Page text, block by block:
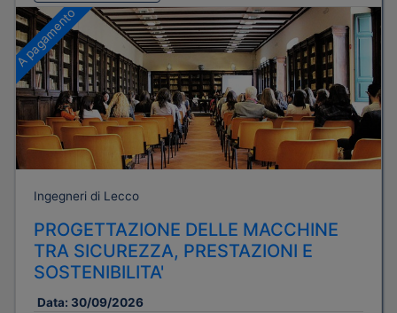
A pagamento
Ingegneri di Lecco
PROGETTAZIONE DELLE MACCHINE
TRA SICUREZZA, PRESTAZIONI E
SOSTENIBILITA'
Data: 30/09/2026